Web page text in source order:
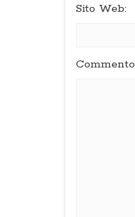
Sito Web:
Commento